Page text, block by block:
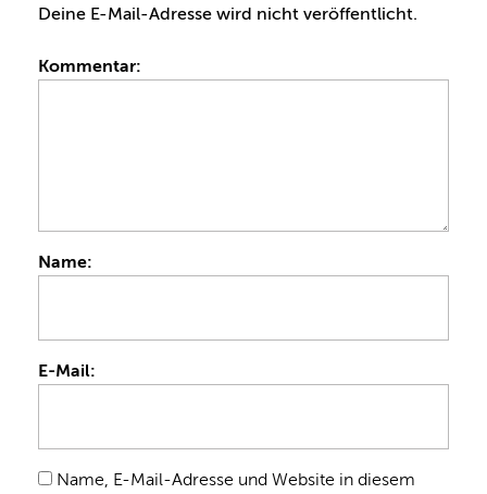
Deine E-Mail-Adresse wird nicht veröffentlicht.
Kommentar:
Name:
E-Mail:
Name, E-Mail-Adresse und Website in diesem